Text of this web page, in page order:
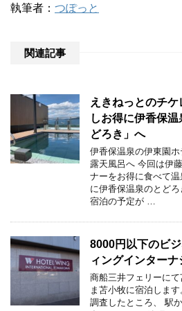
執筆者： つぽっと
関連記事
えきねっとのチ
しお得に伊香保
どろき」へ
伊香保温泉の伊東園
露天風呂へ 今回は伊
ナーをお得に食べて
に伊香保温泉のとど
宿泊の予定が …
8000円以下のビ
ィングインター
商船三井フェリーに
ま苫小牧に宿泊しま
調査したところ、 駅